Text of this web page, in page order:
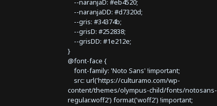
--naranjaD: #eb4520;
--naranjaDD: #d7320d;
--gris: #34374b;
--grisD: #252838;
--grisDD: #1e212e;
}
@font-face {
font-family: 'Noto Sans' !important;
src: url('https://culturamo.com/wp-
content/themes/olympus-child/fonts/notosans-
regular.woff2') format('woff2') !important;